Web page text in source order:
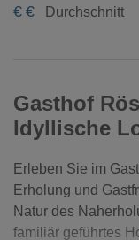
€ € Durchschnitt
Gasthof
Idyllische
Erleben Sie im
Erholung und
Natur des
familiär geführtes